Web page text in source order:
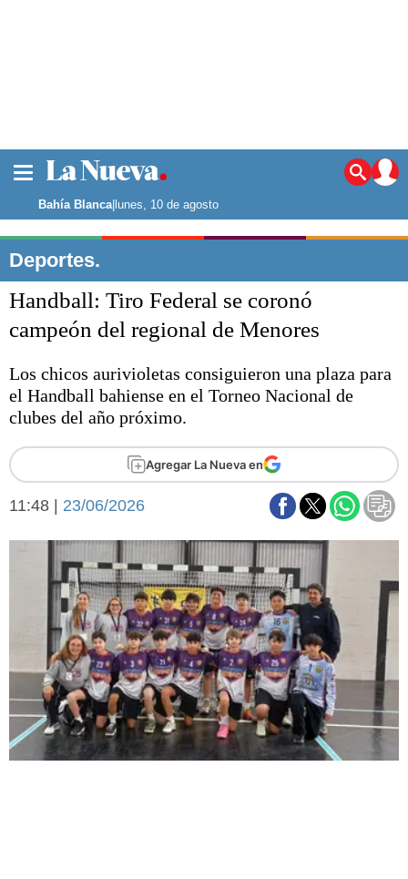
Noticias
La ciudad
Punta Alta
El mundo
Seguridad
Deportes
Escenario Olímpico
Liga del Sur
Básquetbol
Fútbol
Federal A
Arte y cultura
Economía y campo
Economía y finanzas
Con el campo
Espacio empresas
Sociedad y tiempo
Sociedad
Tecnología
Turismo
Salud
Es viral
El tiempo
Bahía Blanca|lunes, 10 de agosto
Deportes.
Handball: Tiro Federal se coronó
campeón del regional de Menores
Los chicos aurivioletas consiguieron una plaza para
el Handball bahiense en el Torneo Nacional de
clubes del año próximo.
Agregar La Nueva en
11:48 | 23/06/2026